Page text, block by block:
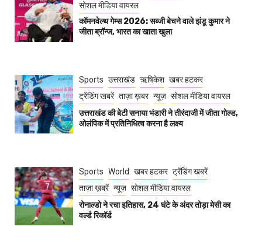
सोशल मीडिया वायरल
कॉमनवेल्थ गेम्स 2026: सब्जी बेचने वाले झंडू कुमार ने
जीता ब्रॉन्ज, भारत का खाता खुला
Sports उत्तराखंड ऋषिकेश खबर हटकर
ट्रेंडिंग खबरें ताज़ा ख़बर न्यूज़ सोशल मीडिया वायरल
उत्तराखंड की बेटी सनाया भंडारी ने तीरंदाजी में जीता गोल्ड,
ओलंपिक में प्रतिनिधित्व करना है लक्ष्य
Sports World खबर हटकर ट्रेंडिंग खबरें
ताज़ा ख़बरें न्यूज़ सोशल मीडिया वायरल
रोनाल्डो ने रचा इतिहास, 24 घंटे के अंदर तोड़ा मेसी का
वर्ल्ड रिकॉर्ड